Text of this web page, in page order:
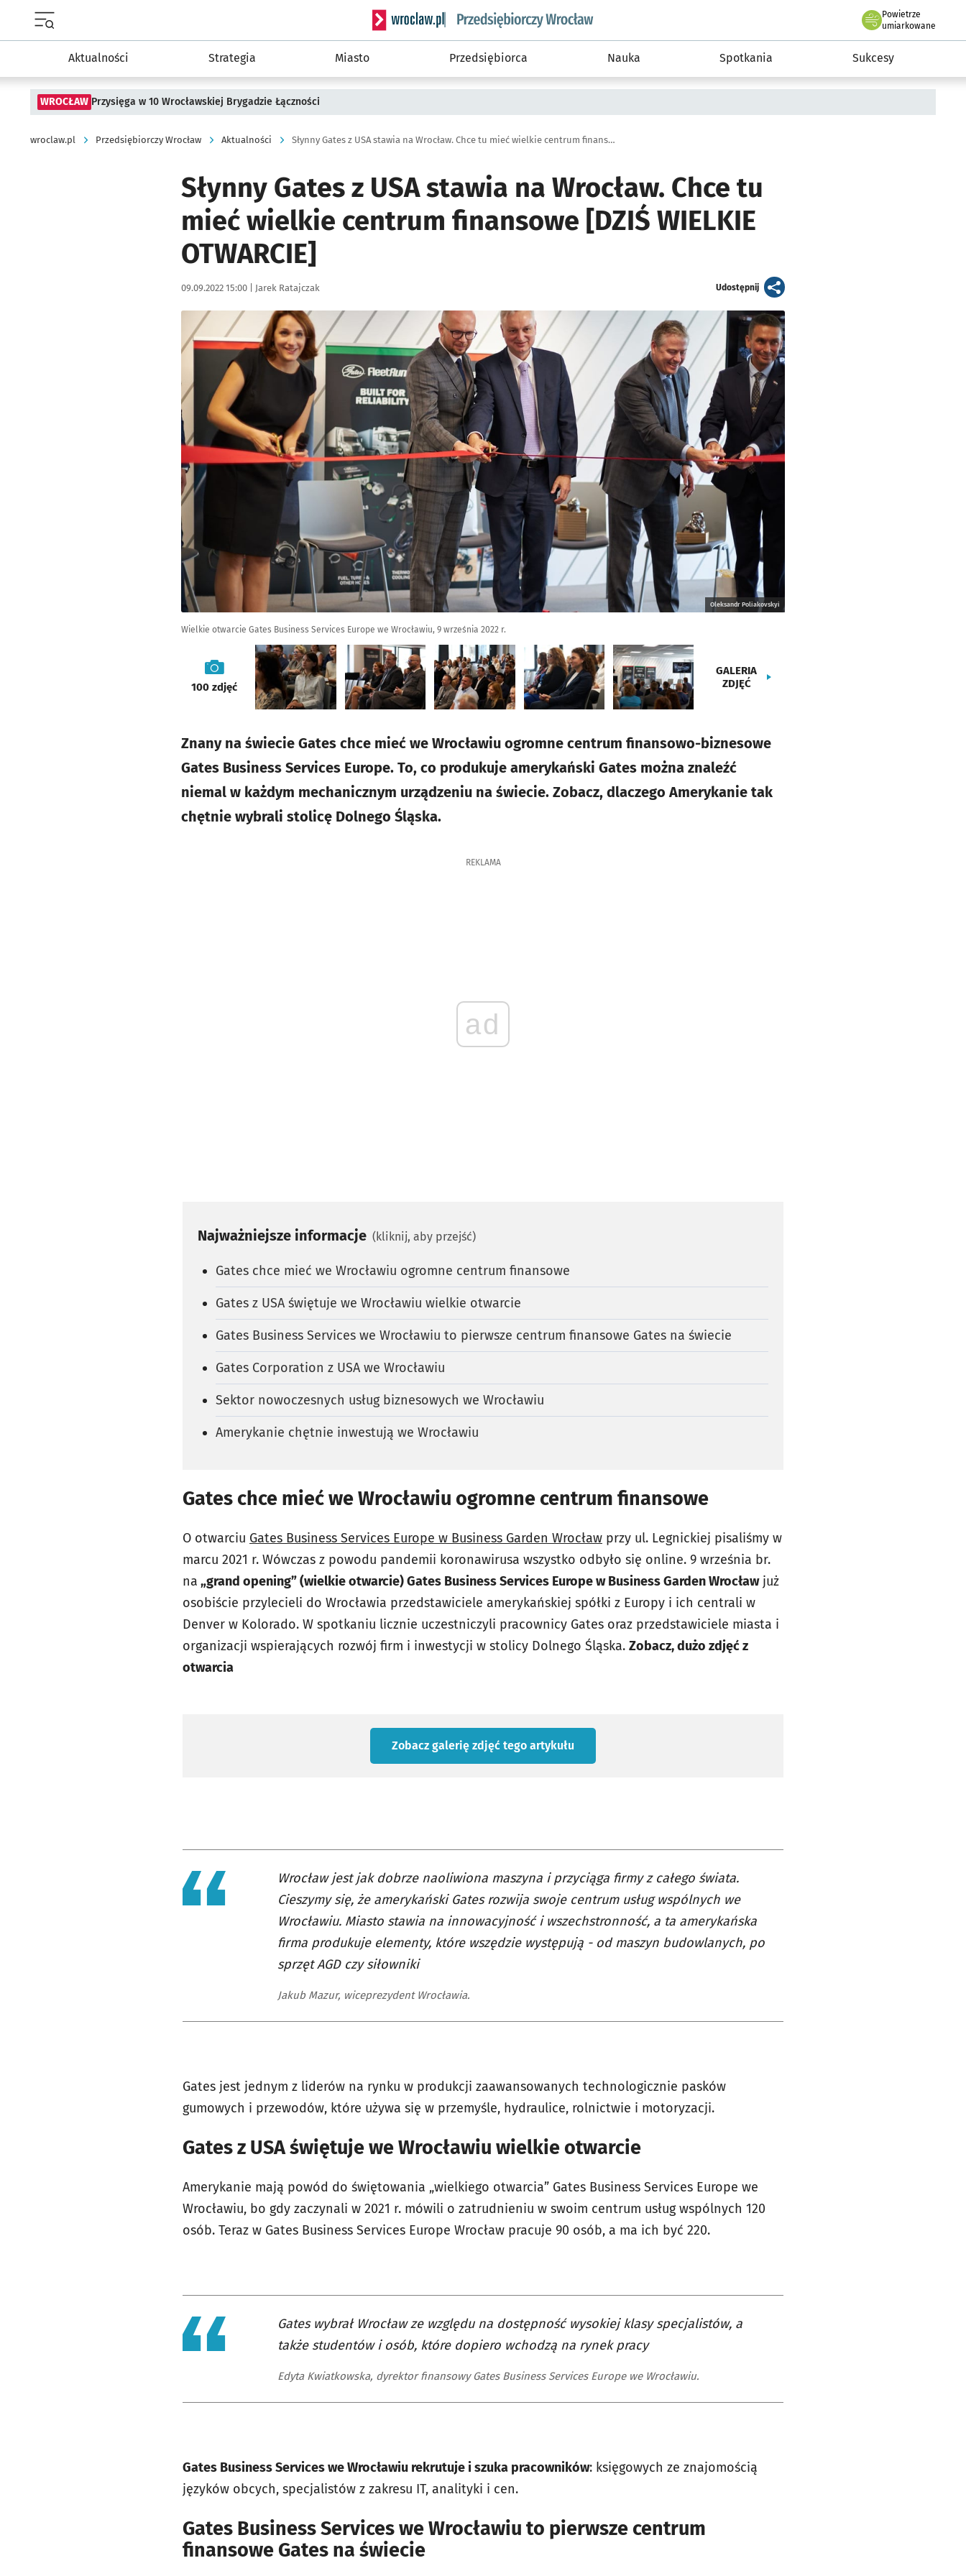
Serwis informacyjny wroclaw.pl podserwis: Strategia rozwoju przedsiębiorczości miasta Wrocławia
Powietrze
we Wrocławiu
umiarkowane
Aktualności Strategia Miasto Przedsiębiorca Nauka Spotkania Sukcesy
WROCŁAW Przysięga w 10 Wrocławskiej Brygadzie Łączności
wroclaw.pl Przedsiębiorczy Wrocław Aktualności Słynny Gates z USA stawia na Wrocław. Chce tu mieć wielkie centrum finansowe [DZIŚ WIELKIE OTWARCIE]
Słynny Gates z USA stawia na Wrocław. Chce tu
mieć wielkie centrum finansowe [DZIŚ WIELKIE
OTWARCIE]
Data publikacji:
09.09.2022 15:00 | Autor:
Jarek Ratajczak Udostępnijartykuł
Kliknij, aby zobaczyć galerię
Oleksandr Poliakovskyi
Wielkie otwarcie Gates Business Services Europe we Wrocławiu, 9 września 2022 r.
galeria
100zdjęć
GALERIA
ZDJĘĆ
Znany na świecie Gates chce mieć we Wrocławiu ogromne centrum finansowo-biznesowe
Gates Business Services Europe. To, co produkuje amerykański Gates można znaleźć
niemal w każdym mechanicznym urządzeniu na świecie. Zobacz, dlaczego Amerykanie tak
chętnie wybrali stolicę Dolnego Śląska.
REKLAMA
ad
Najważniejsze informacje (kliknij, aby przejść)
Gates chce mieć we Wrocławiu ogromne centrum finansowe
Gates z USA świętuje we Wrocławiu wielkie otwarcie
Gates Business Services we Wrocławiu to pierwsze centrum finansowe Gates na świecie
Gates Corporation z USA we Wrocławiu
Sektor nowoczesnych usług biznesowych we Wrocławiu
Amerykanie chętnie inwestują we Wrocławiu
Gates chce mieć we Wrocławiu ogromne centrum finansowe
O otwarciu Gates Business Services Europe w Business Garden Wrocław przy ul. Legnickiej pisaliśmy w
marcu 2021 r. Wówczas z powodu pandemii koronawirusa wszystko odbyło się online. 9 września br.
na „grand opening” (wielkie otwarcie) Gates Business Services Europe w Business Garden Wrocławjuż
osobiście przylecieli do Wrocławia przedstawiciele amerykańskiej spółki z Europy i ich centrali w
Denver w Kolorado. W spotkaniu licznie uczestniczyli pracownicy Gates oraz przedstawiciele miasta i
organizacji wspierających rozwój firm i inwestycji w stolicy Dolnego Śląska. Zobacz, dużo zdjęć z
otwarcia
Zobacz galerię zdjęć tego artykułu
Wrocław jest jak dobrze naoliwiona maszyna i przyciąga firmy z całego świata.
Cieszymy się, że amerykański Gates rozwija swoje centrum usług wspólnych we
Wrocławiu. Miasto stawia na innowacyjność i wszechstronność, a ta amerykańska
firma produkuje elementy, które wszędzie występują - od maszyn budowlanych, po
sprzęt AGD czy siłowniki
Jakub Mazur, wiceprezydent Wrocławia.
Gates jest jednym z liderów na rynku w produkcji zaawansowanych technologicznie pasków
gumowych i przewodów, które używa się w przemyśle, hydraulice, rolnictwie i motoryzacji.
Gates z USA świętuje we Wrocławiu wielkie otwarcie
Amerykanie mają powód do świętowania „wielkiego otwarcia” Gates Business Services Europe we
Wrocławiu, bo gdy zaczynali w 2021 r. mówili o zatrudnieniu w swoim centrum usług wspólnych 120
osób. Teraz w Gates Business Services Europe Wrocław pracuje 90 osób, a ma ich być 220.
Gates wybrał Wrocław ze względu na dostępność wysokiej klasy specjalistów, a
także studentów i osób, które dopiero wchodzą na rynek pracy
Edyta Kwiatkowska, dyrektor finansowy Gates Business Services Europe we Wrocławiu.
Gates Business Services we Wrocławiu rekrutuje i szuka pracowników: księgowych ze znajomością
języków obcych, specjalistów z zakresu IT, analityki i cen.
Gates Business Services we Wrocławiu to pierwsze centrum
finansowe Gates na świecie